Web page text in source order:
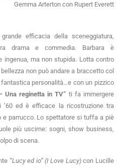
Gemma Arterton con Rupert Everett
efficacia della sceneggiatura,
drama e commedia. Barbara è
ingenua, ma non stupida. Lotta contro
non può andare a braccetto col
personalità…e con un pizzico
Una reginetta in TV” ti fa immergere
’60 ed è efficace la ricostruzione tra
e parrucco. Lo spettatore si tuffa a piè
più uscirne: sogni, show business,
di scena.
“Lucy ed io” (I Love Lucy)con Lucille